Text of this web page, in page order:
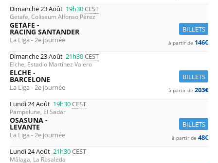
Dimanche 23 Août 19h30CEST
Getafe, Coliseum Alfonso Pérez
BILLETS
GETAFE -
RACING SANTANDER
La Liga - 2e journée à partir de 146€
Dimanche 23 Août 21h30CEST
Elche, Estadio Martínez Valero
BILLETS
ELCHE -
BARCELONE
La Liga - 2e journée à partir de 203€
Lundi 24 Août 19h30CEST
Pampelune, El Sadar
BILLETS
OSASUNA -
LEVANTE
La Liga - 2e journée à partir de 48€
Lundi 24 Août 21h30CEST
Málaga, La Rosaleda